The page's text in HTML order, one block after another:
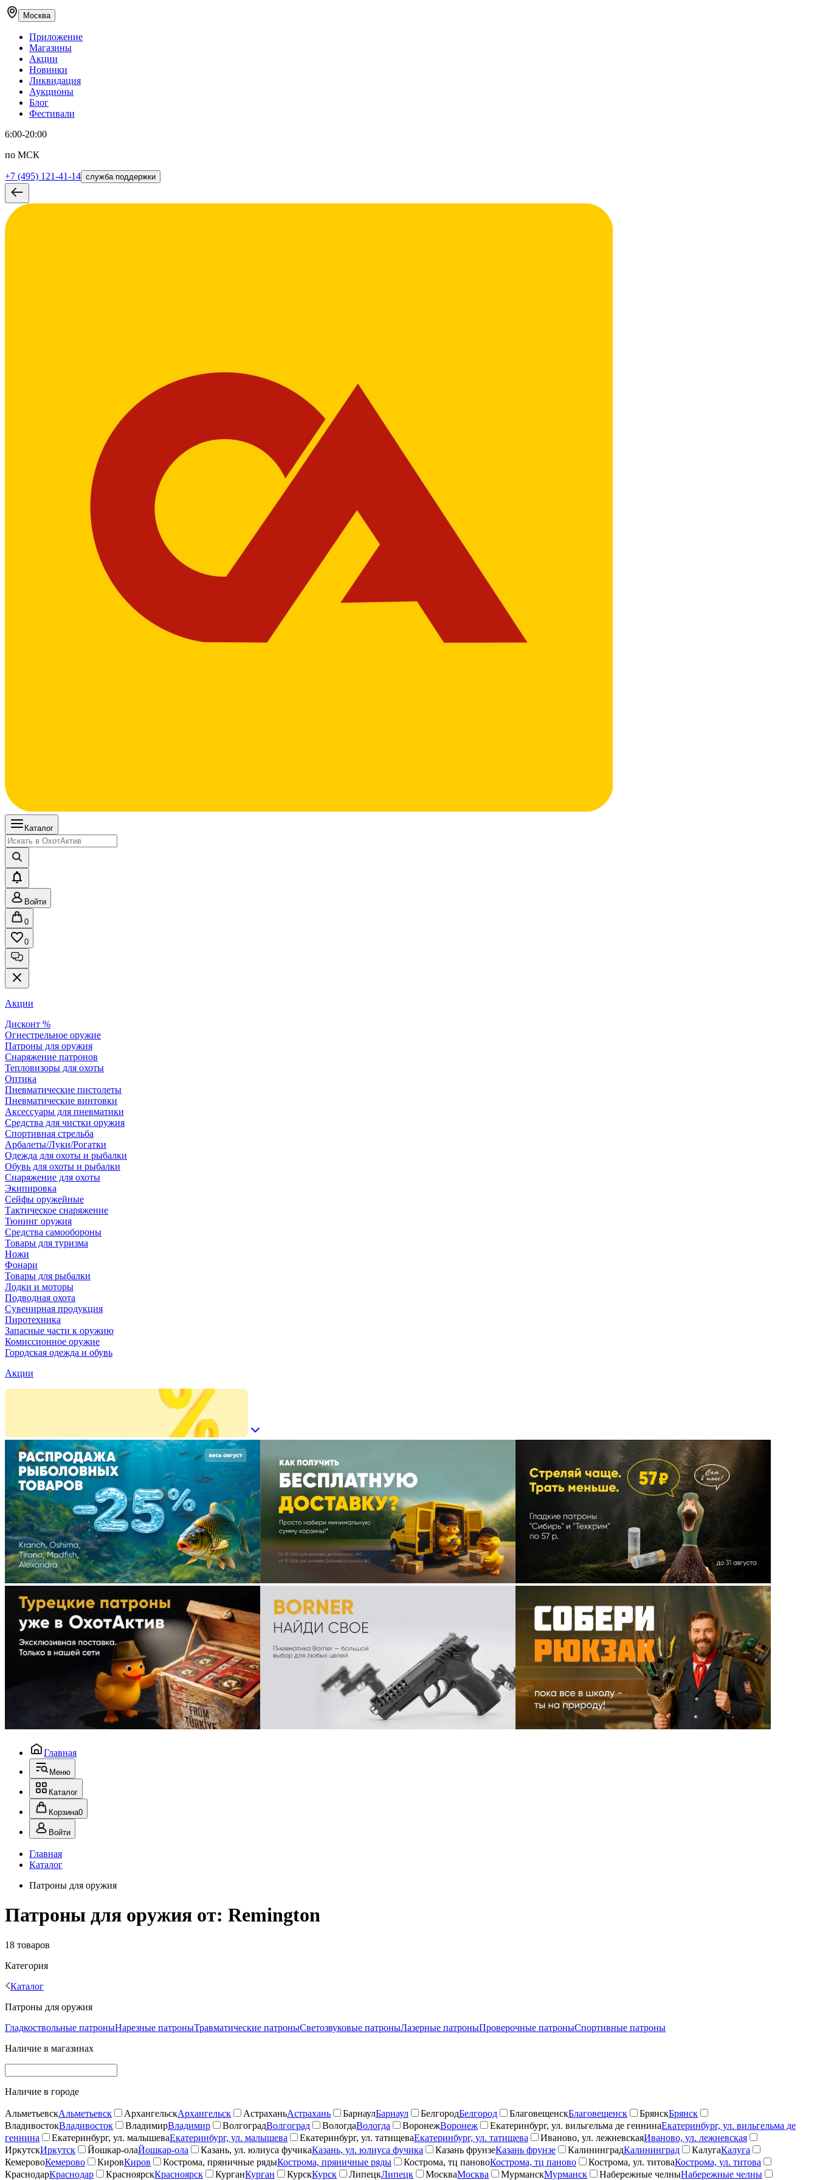
Москва
Приложение
Магазины
Акции
Новинки
Ликвидация
Аукционы
Блог
Фестивали
6:00-20:00
по МСК
+7 (495) 121-41-14 служба поддержки
Каталог
Войти
0
0
Акции
Дисконт %
Огнестрельное оружие
Патроны для оружия
Снаряжение патронов
Тепловизоры для охоты
Оптика
Пневматические пистолеты
Пневматические винтовки
Аксессуары для пневматики
Средства для чистки оружия
Спортивная стрельба
Арбалеты/Луки/Рогатки
Одежда для охоты и рыбалки
Обувь для охоты и рыбалки
Снаряжение для охоты
Экипировка
Сейфы оружейные
Тактическое снаряжение
Тюнинг оружия
Средства самообороны
Товары для туризма
Ножи
Фонари
Товары для рыбалки
Лодки и моторы
Подводная охота
Сувенирная продукция
Пиротехника
Запасные части к оружию
Комиссионное оружие
Городская одежда и обувь
Акции
Главная
Меню
Каталог
Корзина0
Войти
Главная
Каталог
Патроны для оружия
Патроны для оружия от: Remington
18 товаров
Категория
Каталог
Патроны для оружия
Гладкоствольные патроныНарезные патроныТравматические патроныСветозвуковые патроныЛазерные патроныПроверочные патроныСпортивные патроны
Наличие в магазинах
Наличие в городе
АльметьевскАльметьевск АрхангельскАрхангельск АстраханьАстрахань БарнаулБарнаул БелгородБелгород БлаговещенскБлаговещенск БрянскБрянск
ВладивостокВладивосток ВладимирВладимир ВолгоградВолгоград ВологдаВологда ВоронежВоронеж Екатеринбург, ул. вильгельма де геннинаЕкатеринбург, ул. вильгельма де
геннина
Екатеринбург, ул. малышеваЕкатеринбург, ул. малышева Екатеринбург, ул. татищеваЕкатеринбург, ул. татищева Иваново, ул. лежневскаяИваново, ул. лежневская
ИркутскИркутск Йошкар-олаЙошкар-ола Казань, ул. юлиуса фучикаКазань, ул. юлиуса фучика Казань фрунзеКазань фрунзе КалининградКалининград КалугаКалуга
КемеровоКемерово КировКиров Кострома, пряничные рядыКострома, пряничные ряды Кострома, тц пановоКострома, тц паново Кострома, ул. титоваКострома, ул. титова
КраснодарКраснодар КрасноярскКрасноярск КурганКурган КурскКурск ЛипецкЛипецк МоскваМосква МурманскМурманск Набережные челныНабережные челны